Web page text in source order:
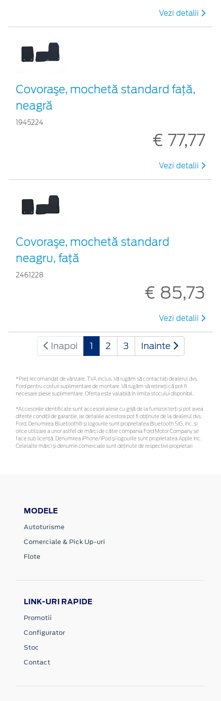
Vezi detalii
Covoraşe, mochetă standard faţă,
neagră
1945224
€ 77,77
Vezi detalii
Covoraşe, mochetă standard
neagru, faţă
2461228
€ 85,73
Vezi detalii
Inapoi 1 2 3 Inainte
*Preţ recomandat de vânzare, TVA inclus. Vă rugăm să contactaţi dealerul dvs.
Ford pentru costuri suplimentare de montare. Vă rugăm să rețineți că pot fi
necesare piese suplimentare. Oferta este valabilă în limita stocului disponibil.
*Accesoriile identificate sunt accesorii alese cu grijă de la furnizori terți și pot avea
diferite condiții de garanție, iar detaliile acestora pot fi obținute de la dealerul dvs.
Ford. Denumirea Bluetooth® și logourile sunt proprietatea Bluetooth SIG, Inc. și
orice utilizare a unor astfel de mărci de către compania Ford Motor Company se
face sub licență. Denumirea iPhone/iPod și logourile sunt proprietatea Apple Inc.
Celelalte mărci și denumiri comerciale sunt deținute de respectivii proprietari
MODELE
Autoturisme
Comerciale & Pick Up-uri
Flote
LINK-URI RAPIDE
Promotii
Configurator
Stoc
Contact